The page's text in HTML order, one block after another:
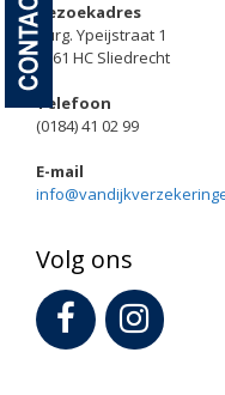
Bezoekadres
Burg. Ypeijstraat 1
3361 HC Sliedrecht
Telefoon
(0184) 41 02 99
E-mail
Volg ons